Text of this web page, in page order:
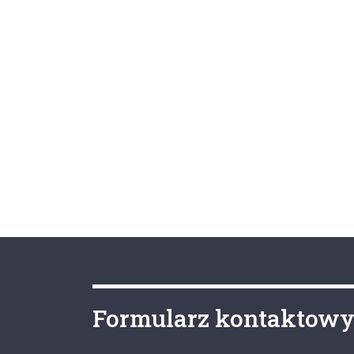
Formularz kontaktowy